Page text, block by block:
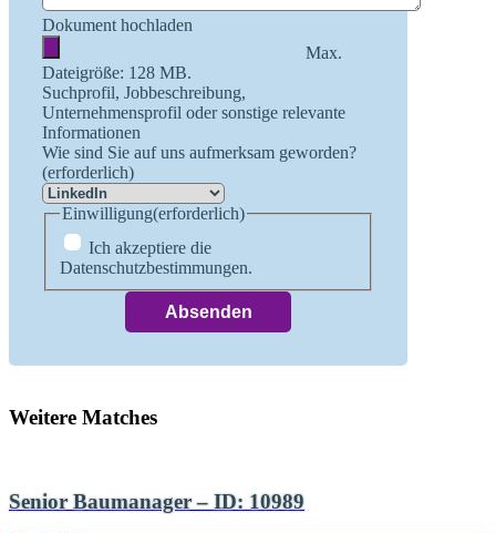
Dokument hochladen
Max.
Dateigröße: 128 MB.
Suchprofil, Jobbeschreibung,
Unternehmensprofil oder sonstige relevante
Informationen
Wie sind Sie auf uns aufmerksam geworden?
(erforderlich)
Einwilligung(erforderlich)
Ich akzeptiere die
Datenschutzbestimmungen.
Weitere Matches
Senior Baumanager – ID: 10989